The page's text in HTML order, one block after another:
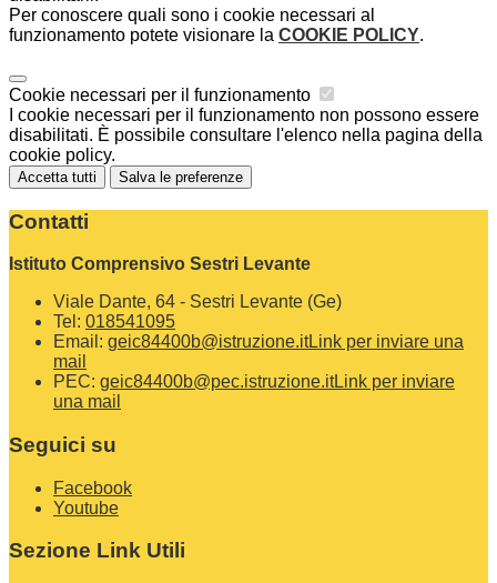
Per conoscere quali sono i cookie necessari al
funzionamento potete visionare la COOKIE POLICY.
Cookie necessari per il funzionamento
I cookie necessari per il funzionamento non possono essere
disabilitati. È possibile consultare l'elenco nella pagina della
cookie policy.
Accetta tutti Salva le preferenze
Contatti
Istituto Comprensivo Sestri Levante
Viale Dante, 64 - Sestri Levante (Ge)
Tel: 018541095
Email: geic84400b@istruzione.itLink per inviare una
mail
PEC: geic84400b@pec.istruzione.itLink per inviare
una mail
Seguici su
Facebook
Youtube
Sezione Link Utili